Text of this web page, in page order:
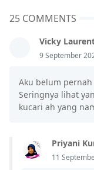
25 COMMENTS
Vicky
9 September
Aku belum
Seringnya lihat
kucari ah yang
Priyani
11